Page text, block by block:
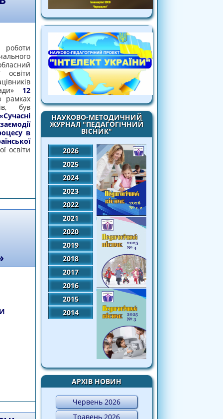
НАУКОВО-МЕТОДИЧНИЙ
ЖУРНАЛ "ПЕДАГОГІЧНИЙ
ВІСНИК"
2026
2025
2024
2023
2022
2021
2020
2019
2018
2017
2016
2015
2014
АРХІВ НОВИН
Червень 2026
Травень 2026
освіти
12
рамках
був
в
освіти
освітнього процесу в контексті
експерта до моніторингу якості